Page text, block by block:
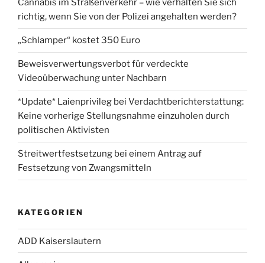
Cannabis im Straßenverkehr – wie verhalten Sie sich
richtig, wenn Sie von der Polizei angehalten werden?
„Schlamper“ kostet 350 Euro
Beweisverwertungsverbot für verdeckte
Videoüberwachung unter Nachbarn
*Update* Laienprivileg bei Verdachtberichterstattung:
Keine vorherige Stellungsnahme einzuholen durch
politischen Aktivisten
Streitwertfestsetzung bei einem Antrag auf
Festsetzung von Zwangsmitteln
KATEGORIEN
ADD Kaiserslautern